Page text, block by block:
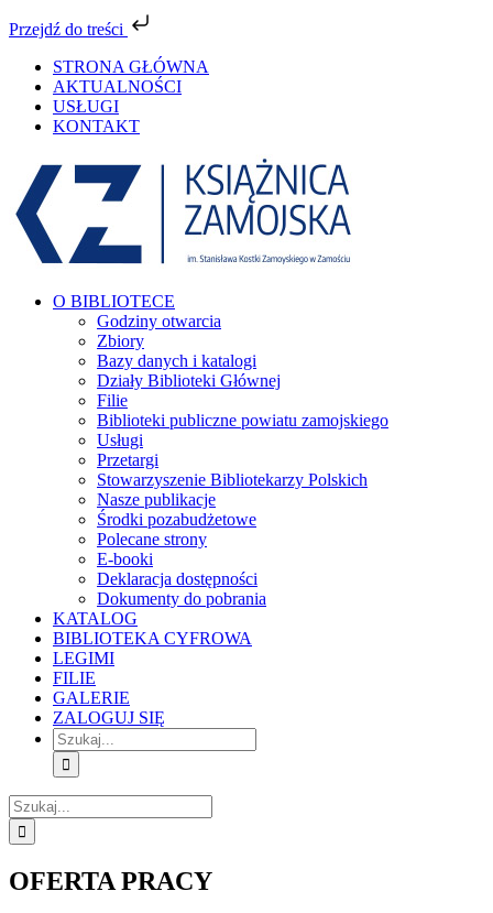
Przejdź do treści
zawartości
STRONA GŁÓWNA
AKTUALNOŚCI
USŁUGI
KONTAKT
Facebook
YouTube
Instagram
Tiktok
O BIBLIOTECE
Godziny otwarcia
Zbiory
Bazy danych i katalogi
Działy Biblioteki Głównej
Filie
Biblioteki publiczne powiatu zamojskiego
Usługi
Przetargi
Stowarzyszenie Bibliotekarzy Polskich
Nasze publikacje
Środki pozabudżetowe
Polecane strony
E-booki
Deklaracja dostępności
Dokumenty do pobrania
KATALOG
BIBLIOTEKA CYFROWA
LEGIMI
FILIE
GALERIE
ZALOGUJ SIĘ
Szukaj
Szukaj
OFERTA PRACY